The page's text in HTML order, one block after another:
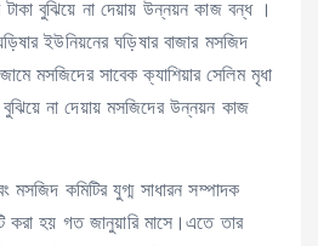
টাকা বুঝিয়ে না দেয়ায় উন্নয়ন কাজ বন্ধ ।
ইউনিয়নের ঘড়িষার বাজার মসজিদ
মসজিদের সাবেক ক্যাশিয়ার সেলিম মৃধা
না দেয়ায় মসজিদের উন্নয়ন কাজ
মসজিদ কমিটির যুগ্ম সাধারন সম্পাদক
করা হয় গত জানুয়ারি মাসে।এতে তার